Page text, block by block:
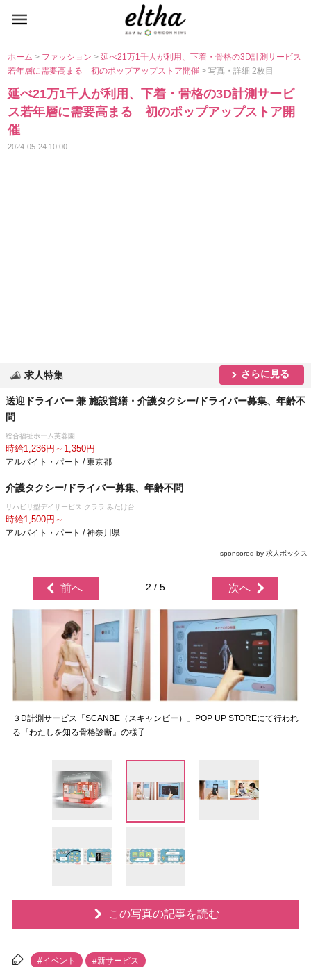
ホーム> ファッション>延べ21万1千人が利用、下着・骨格の3D計測サービス
若年層に需要高まる 初のポップアップストア開催> 写真・詳細 2枚目
延べ21万1千人が利用、下着・骨格の3D計測サービ
ス若年層に需要高まる 初のポップアップストア開
催
2024-05-24 10:00
求人特集 さらに見る
送迎ドライバー 兼 施設営繕・介護タクシー/ドライバー募集、年齢不
問
総合福祉ホーム芙蓉園
時給1,236円～1,350円
アルバイト・パート / 東京都
介護タクシー/ドライバー募集、年齢不問
リハビリ型デイサービス クララ みたけ台
時給1,500円～
アルバイト・パート / 神奈川県
sponsored by 求人ボックス
前へ 2 / 5 次へ
３D計測サービス「SCANBE（スキャンビー）」POP UP STOREにて行われ
る『わたしを知る骨格診断』の様子
この写真の記事を読む
#イベント #新サービス